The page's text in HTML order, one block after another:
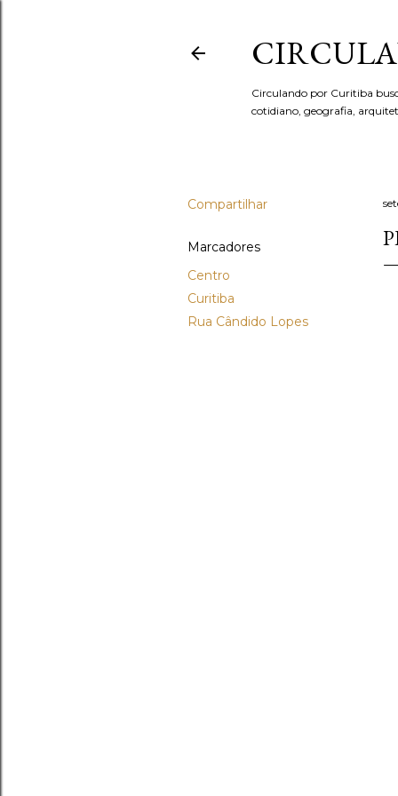
Circulando por Curitiba
cotidiano, geografia,
Compartilhar
Marcadores
Centro
Curitiba
Rua Cândido Lopes